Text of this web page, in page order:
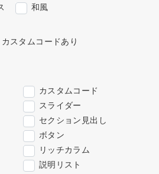
和風
カスタムコードあり
カスタムコード
スライダー
セクション見出し
ボタン
リッチカラム
説明リスト